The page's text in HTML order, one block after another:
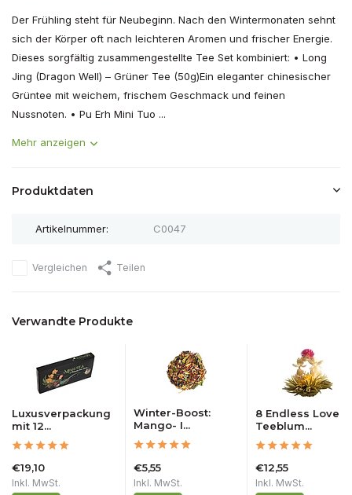
Der Frühling steht für Neubeginn. Nach den Wintermonaten sehnt
sich der Körper oft nach leichteren Aromen und frischer Energie.
Dieses sorgfältig zusammengestellte Tee Set kombiniert: • Long
Jing (Dragon Well) – Grüner Tee (50g)Ein eleganter chinesischer
Grüntee mit weichem, frischem Geschmack und feinen
Nussnoten. • Pu Erh Mini Tuo ...
Mehr anzeigen
Produktdaten
Artikelnummer: C0047
Vergleichen Teilen
Verwandte Produkte
Luxusverpackung
mit 12...
€19,10
Inkl. MwSt.
Winter-Boost:
Mango- I...
€5,55
Inkl. MwSt.
8 Endless Love
Teeblum...
€12,55
Inkl. MwSt.